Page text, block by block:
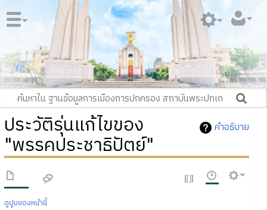
คำอธิบาย
ประวัติรุ่นแก้ไขของ
"พรรคประชาธิปัตย์"
ดูปูมของหน้านี้